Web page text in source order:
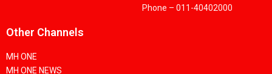
Phone – 011-40402000
Other Channels
MH ONE
MH ONE NEWS